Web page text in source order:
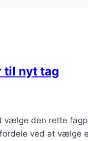
til nyt tag
den rette
ved at vælge